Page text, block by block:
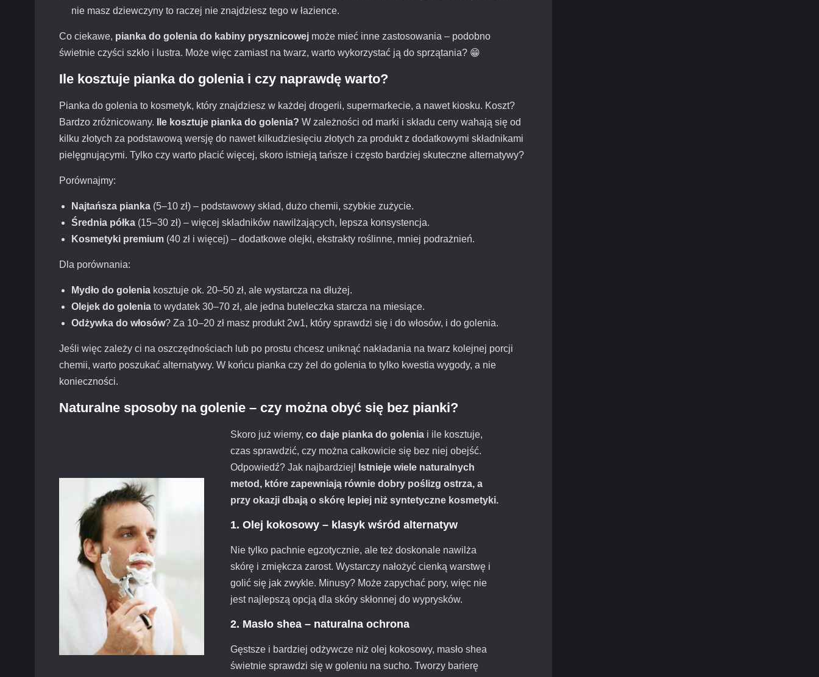
nie masz dziewczyny to raczej nie znajdziesz tego w łazience.
Co ciekawe, pianka do golenia do kabiny prysznicowej może mieć inne zastosowania – podobno
świetnie czyści szkło i lustra. Może więc zamiast na twarz, warto wykorzystać ją do sprzątania? 😁
Ile kosztuje pianka do golenia i czy naprawdę warto?
Pianka do golenia to kosmetyk, który znajdziesz w każdej drogerii, supermarkecie, a nawet kiosku. Koszt?
Bardzo zróżnicowany.
Ile kosztuje pianka do golenia? W zależności od marki i składu ceny wahają się od
kilku złotych za podstawową wersję do nawet kilkudziesięciu złotych za produkt z dodatkowymi składnikami
pielęgnującymi. Tylko czy warto płacić więcej, skoro istnieją tańsze i często bardziej skuteczne alternatywy?
Porównajmy:
Najtańsza pianka (5–10 zł) – podstawowy skład, dużo chemii, szybkie zużycie.
Średnia półka (15–30 zł) – więcej składników nawilżających, lepsza konsystencja.
Kosmetyki premium (40 zł i więcej) – dodatkowe olejki, ekstrakty roślinne, mniej podrażnień.
Dla porównania:
Mydło do golenia kosztuje ok. 20–50 zł, ale wystarcza na dłużej.
Olejek do golenia to wydatek 30–70 zł, ale jedna buteleczka starcza na miesiące.
Odżywka do włosów? Za 10–20 zł masz produkt 2w1, który sprawdzi się i do włosów, i do golenia.
Jeśli więc zależy ci na oszczędnościach lub po prostu chcesz uniknąć nakładania na twarz kolejnej porcji
chemii, warto poszukać alternatywy. W końcu pianka czy żel do golenia to tylko kwestia wygody, a nie
konieczności.
Naturalne sposoby na golenie – czy można obyć się bez pianki?
Skoro już wiemy, co daje pianka do goleniai ile kosztuje,
czas sprawdzić, czy można całkowicie się bez niej obejść.
Odpowiedź? Jak najbardziej! Istnieje wiele naturalnych
metod, które zapewniają równie dobry poślizg ostrza, a
przy okazji dbają o skórę lepiej niż syntetyczne kosmetyki.
1. Olej kokosowy – klasyk wśród alternatyw
Nie tylko pachnie egzotycznie, ale też doskonale nawilża
skórę i zmiękcza zarost. Wystarczy nałożyć cienką warstwę i
golić się jak zwykle. Minusy? Może zapychać pory, więc nie
jest najlepszą opcją dla skóry skłonnej do wyprysków.
2. Masło shea – naturalna ochrona
Gęstsze i bardziej odżywcze niż olej kokosowy, masło shea
świetnie sprawdzi się w goleniu na sucho. Tworzy barierę